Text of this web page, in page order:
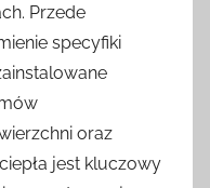
Przede
specyfiki
oraz
jest kluczowy